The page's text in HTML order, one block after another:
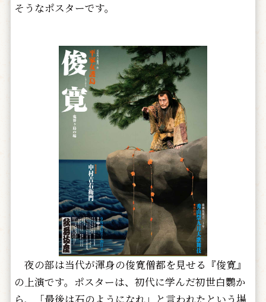
そうなポスターです。
夜の部は当代が渾身の俊寛僧都を見せる『俊寛』
の上演です。ポスターは、初代に学んだ初世白鸚か
ら、「最後は石のようになれ」と言われたという場